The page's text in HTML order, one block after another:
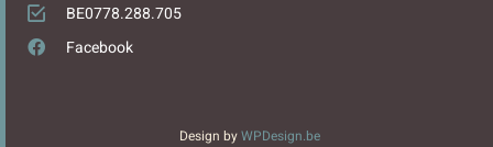
BE0778.288.705
Facebook
Design byWPDesign.be